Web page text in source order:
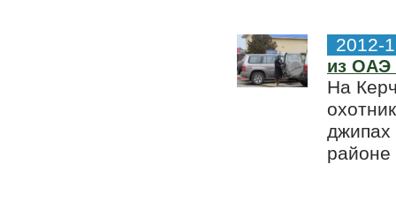
2012-
из ОАЭ
На
джипах
районе